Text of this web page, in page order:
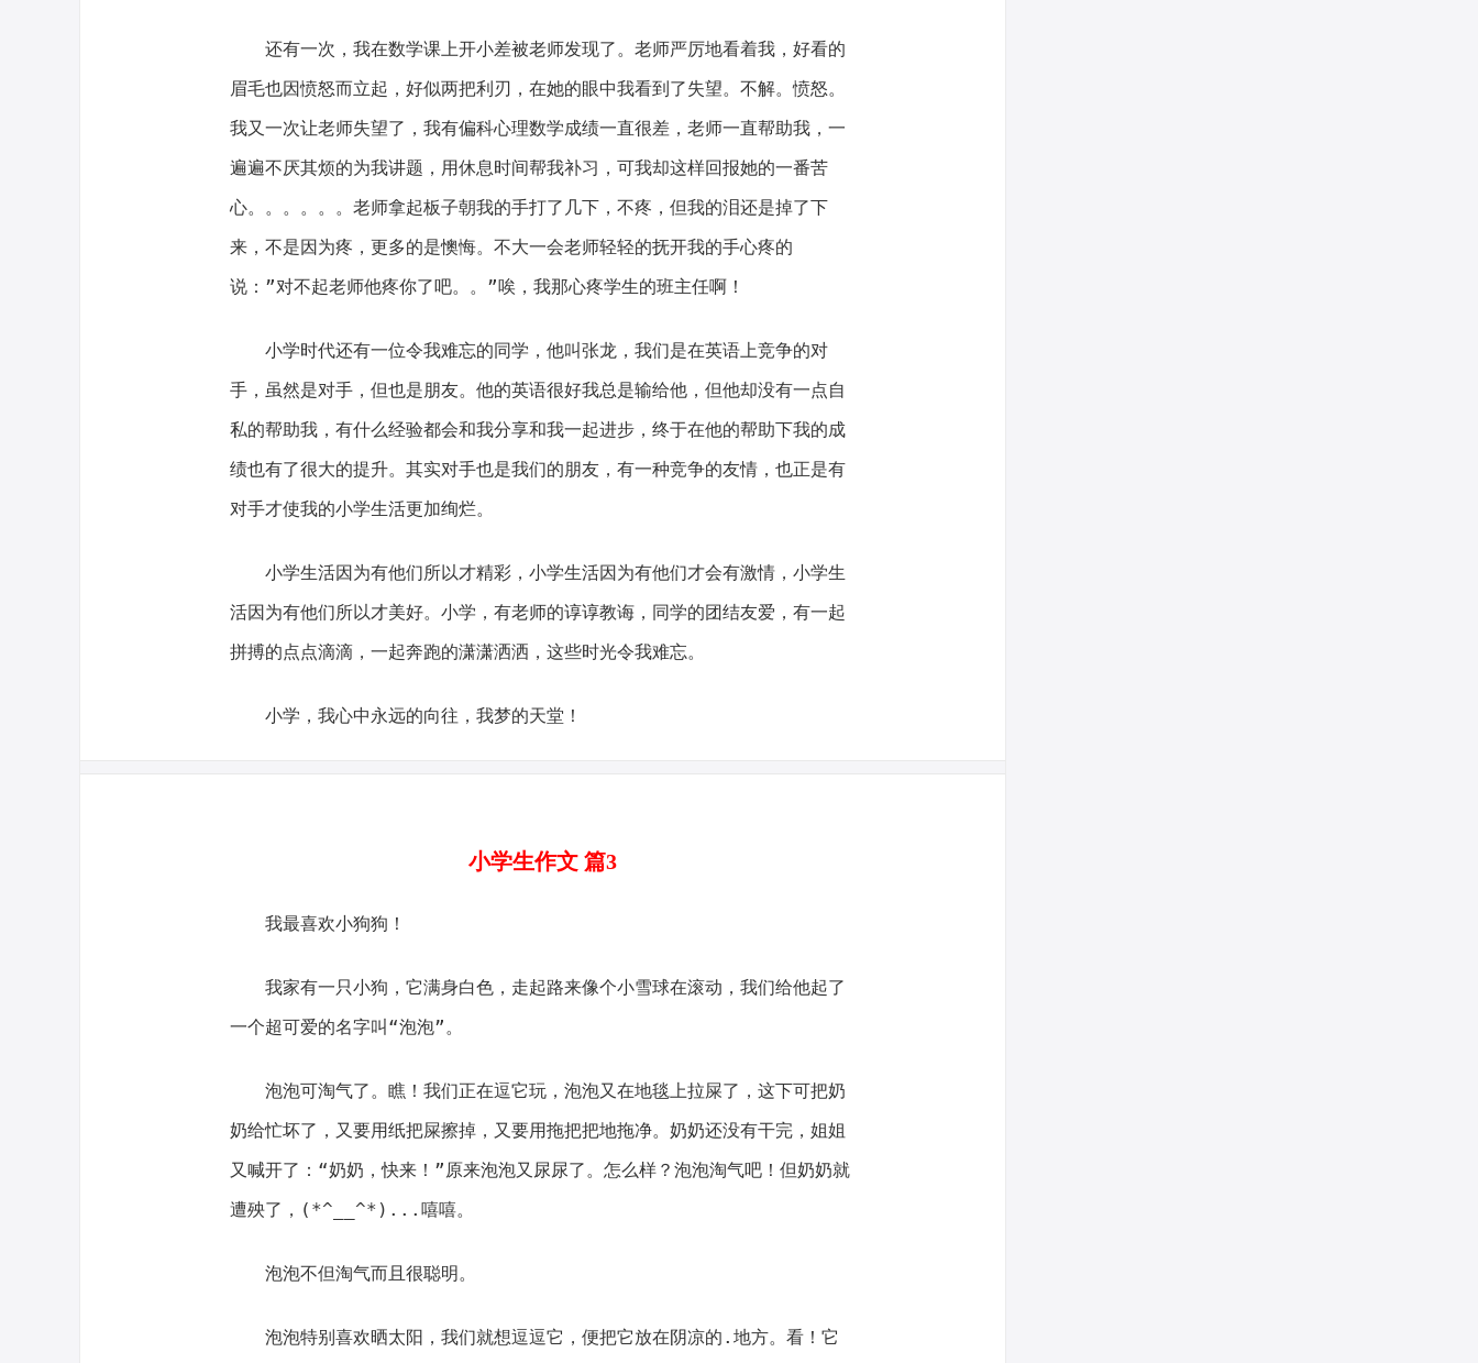
还有一次，我在数学课上开小差被老师发现了。老师严厉地看着我，好看的
眉毛也因愤怒而立起，好似两把利刃，在她的眼中我看到了失望。不解。愤怒。
我又一次让老师失望了，我有偏科心理数学成绩一直很差，老师一直帮助我，一
遍遍不厌其烦的为我讲题，用休息时间帮我补习，可我却这样回报她的一番苦
心。。。。。。老师拿起板子朝我的手打了几下，不疼，但我的泪还是掉了下
来，不是因为疼，更多的是懊悔。不大一会老师轻轻的抚开我的手心疼的
说：”对不起老师他疼你了吧。。”唉，我那心疼学生的班主任啊！
小学时代还有一位令我难忘的同学，他叫张龙，我们是在英语上竞争的对
手，虽然是对手，但也是朋友。他的英语很好我总是输给他，但他却没有一点自
私的帮助我，有什么经验都会和我分享和我一起进步，终于在他的帮助下我的成
绩也有了很大的提升。其实对手也是我们的朋友，有一种竞争的友情，也正是有
对手才使我的小学生活更加绚烂。
小学生活因为有他们所以才精彩，小学生活因为有他们才会有激情，小学生
活因为有他们所以才美好。小学，有老师的谆谆教诲，同学的团结友爱，有一起
拼搏的点点滴滴，一起奔跑的潇潇洒洒，这些时光令我难忘。
小学，我心中永远的向往，我梦的天堂！
小学生作文 篇3
我最喜欢小狗狗！
我家有一只小狗，它满身白色，走起路来像个小雪球在滚动，我们给他起了
一个超可爱的名字叫“泡泡”。
泡泡可淘气了。瞧！我们正在逗它玩，泡泡又在地毯上拉屎了，这下可把奶
奶给忙坏了，又要用纸把屎擦掉，又要用拖把把地拖净。奶奶还没有干完，姐姐
又喊开了：“奶奶，快来！”原来泡泡又尿尿了。怎么样？泡泡淘气吧！但奶奶就
遭殃了，(*^__^*)...嘻嘻。
泡泡不但淘气而且很聪明。
泡泡特别喜欢晒太阳，我们就想逗逗它，便把它放在阴凉的.地方。看！它